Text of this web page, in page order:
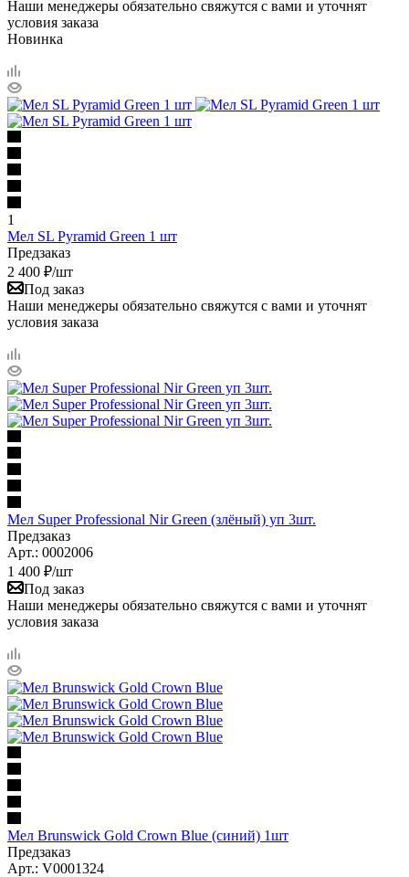
Наши менеджеры обязательно свяжутся с вами и уточнят
условия заказа
Новинка
1
Мел SL Pyramid Green 1 шт
Предзаказ
2 400 ₽/шт
Под заказ
Наши менеджеры обязательно свяжутся с вами и уточнят
условия заказа
Мел Super Professional Nir Green (злёный) уп 3шт.
Предзаказ
Арт.: 0002006
1 400 ₽/шт
Под заказ
Наши менеджеры обязательно свяжутся с вами и уточнят
условия заказа
Мел Brunswick Gold Crown Blue (синий) 1шт
Предзаказ
Арт.: V0001324